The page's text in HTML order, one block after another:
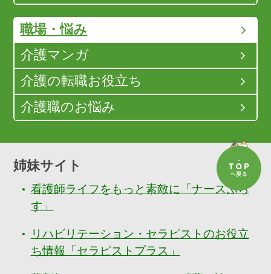
職場・悩み
介護マンガ
介護の転職お役立ち
介護職のお悩み
姉妹サイト
看護師ライフをもっと素敵に「ナースぷら
す」
リハビリテーション・セラピストのお役立
ち情報「セラピストプラス」